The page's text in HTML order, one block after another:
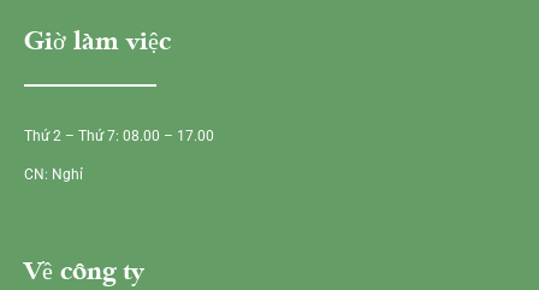
Giờ làm việc
Thứ 2 – Thứ 7: 08.00 – 17.00
CN: Nghỉ
Về công ty